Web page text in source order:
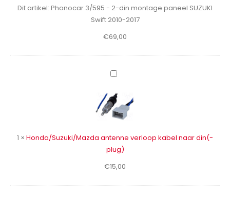
montage
paneel
Swift
Dit artikel: Phonocar 3/595 - 2-din montage paneel SUZUKI
Swift 2010-2017
€69,00
Honda/Suzuki/Mazda
verloop
kabel
naar
plug)
1 × Honda/Suzuki/Mazda antenne verloop kabel naar din(-
plug)
€15,00